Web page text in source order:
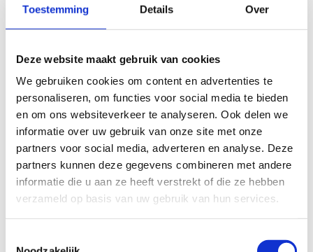
Toestemming Details Over
Deze website maakt gebruik van cookies
We gebruiken cookies om content en advertenties te
personaliseren, om functies voor social media te bieden
en om ons websiteverkeer te analyseren. Ook delen we
informatie over uw gebruik van onze site met onze
partners voor social media, adverteren en analyse. Deze
partners kunnen deze gegevens combineren met andere
informatie die u aan ze heeft verstrekt of die ze hebben
verzameld op basis van uw gebruik van hun services.